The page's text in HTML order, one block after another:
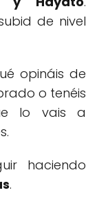
de nivel
opináis de
o tenéis
lo vais a
haciendo
.